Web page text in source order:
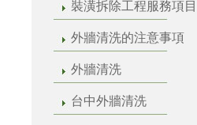
裝潢拆除工程服務項目
外牆清洗的注意事項
外牆清洗
台中外牆清洗